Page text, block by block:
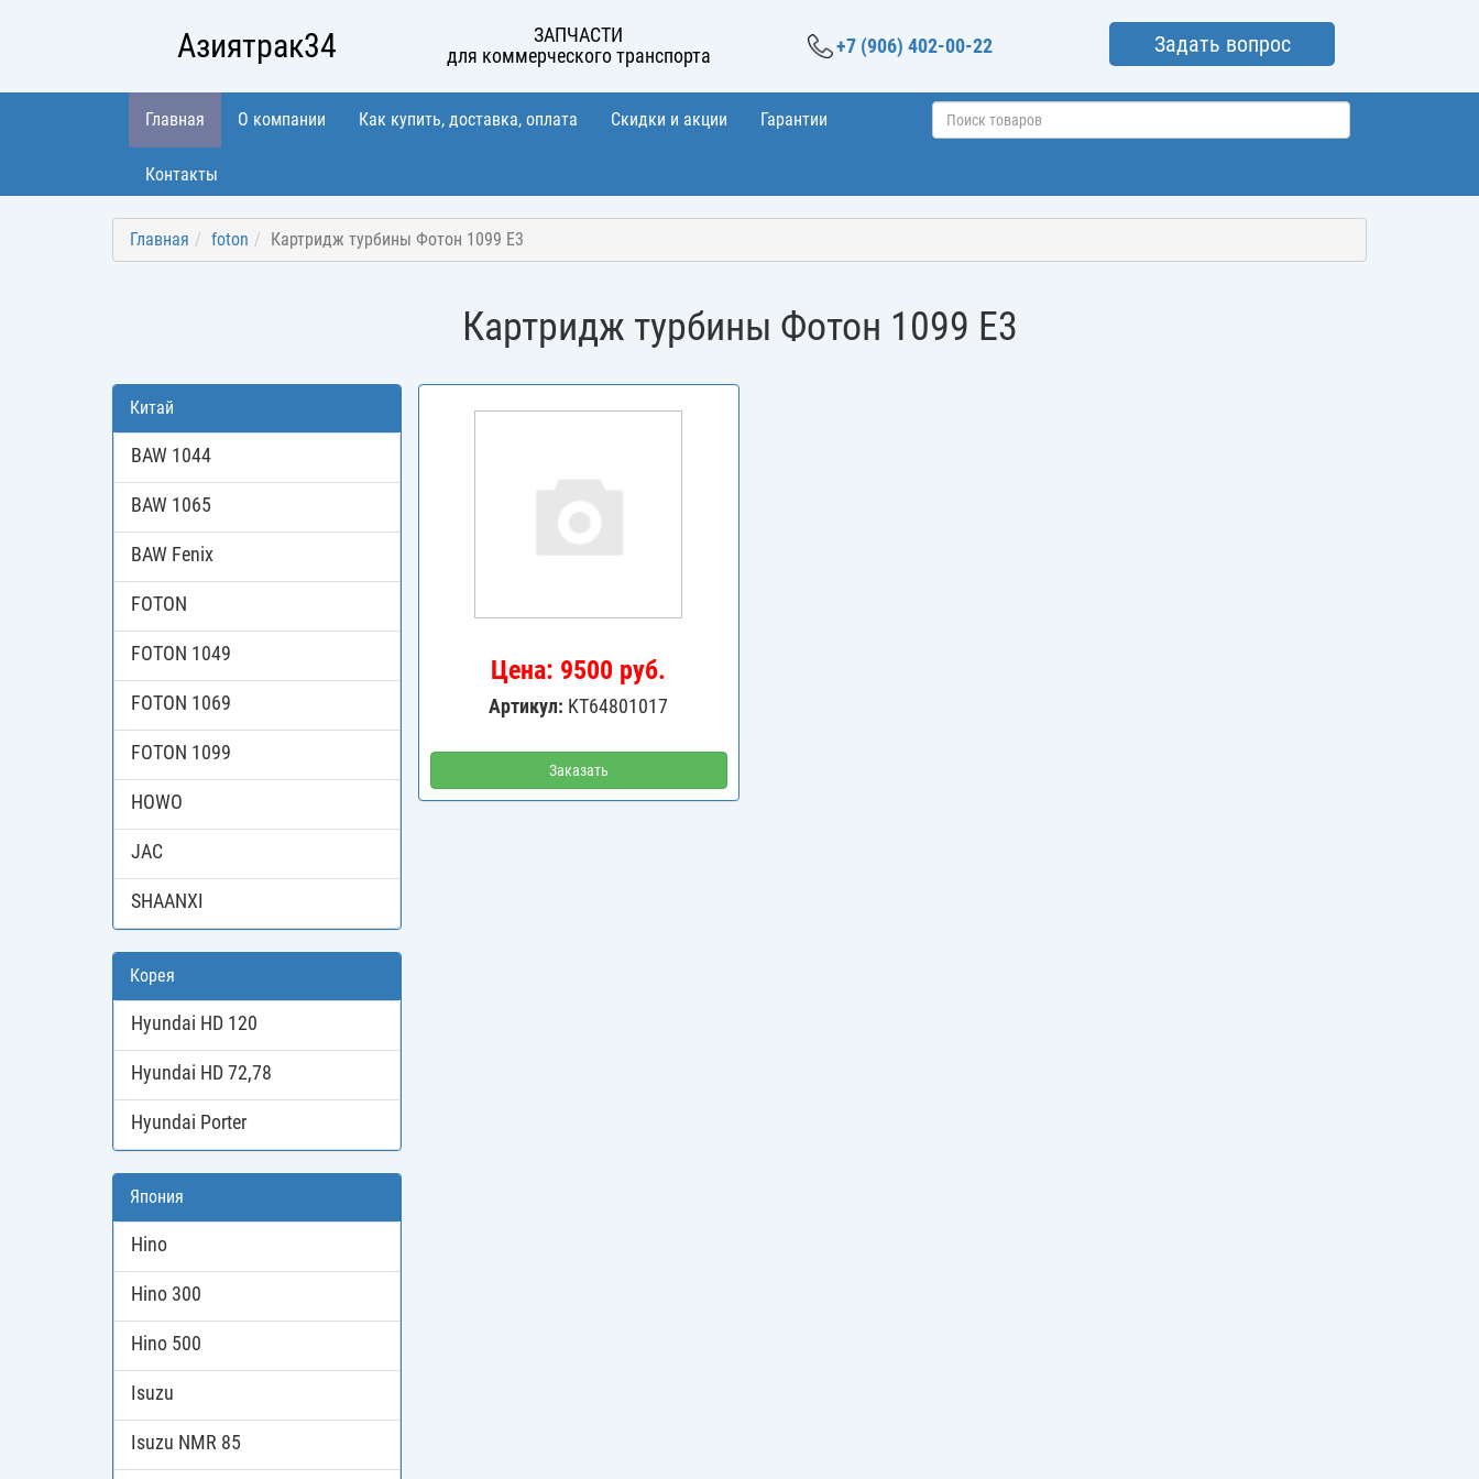
Азиятрак34
ЗАПЧАСТИ
для коммерческого транспорта
+7 (906) 402-00-22 Задать вопрос
Главная О компании Как купить, доставка, оплата Скидки и акции Гарантии
Контакты
Главная foton Картридж турбины Фотон 1099 Е3
Картридж турбины Фотон 1099 Е3
Китай
BAW 1044
BAW 1065
BAW Fenix
FOTON
FOTON 1049
FOTON 1069
FOTON 1099
HOWO
JAC
SHAANXI
Корея
Hyundai HD 120
Hyundai HD 72,78
Hyundai Porter
Япония
Hino
Hino 300
Hino 500
Isuzu
Isuzu NMR 85
Цена: 9500 руб.
Артикул: KT64801017
Заказать